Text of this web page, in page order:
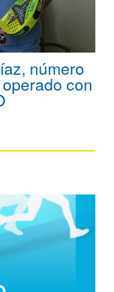
número
con